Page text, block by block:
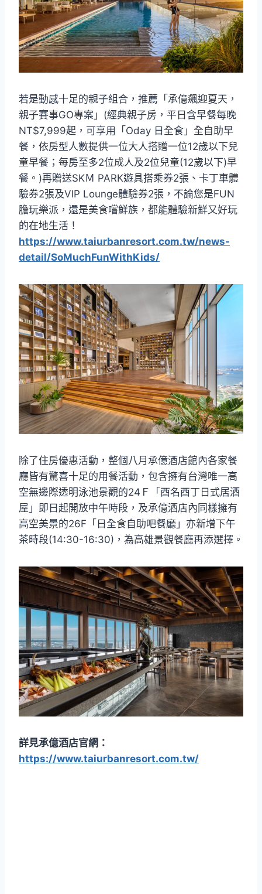
若是動感十足的親子組合，推薦「承億飆迎夏天，
親子賽事GO專案」(經典親子房，平日含早餐每晚
NT$7,999起，可享用「Oday 日全食」全自助早
餐，依房型人數提供一位大人搭贈一位12歲以下兒
童早餐；每房至多2位成人及2位兒童(12歲以下)早
餐。)再贈送SKＭ PARK遊具搭乘券2張、卡丁車體
驗券2張及VIP Lounge體驗券2張，不論您是FUN
膽玩樂派，還是美食嚐鮮族，都能體驗新鮮又好玩
的在地生活！
https://www.taiurbanresort.com.tw/news-
detail/SoMuchFunWithKids/
除了住房優惠活動，整個八月承億酒店館內各家餐
廳皆有驚喜十足的用餐活動，包含擁有台灣唯一高
空無邊際透明泳池景觀的24Ｆ「酉名酉丁日式居酒
屋」即日起開放中午時段，及承億酒店內同樣擁有
高空美景的26F「日全食自助吧餐廳」亦新增下午
茶時段(14:30-16:30)，為高雄景觀餐廳再添選擇。
詳見承億酒店官網：
https://www.taiurbanresort.com.tw/